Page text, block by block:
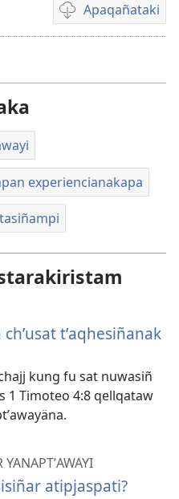
Apaqañataki
Video
download
experiencianakapa
tʼaqhesiñanak
kung fu sat nuwasiñ
1 Timoteo 4:8 qellqataw
atipjaspati?